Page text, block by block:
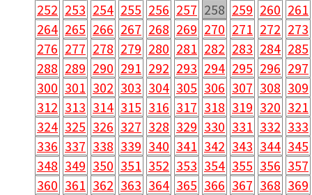
252 253 254 255 256 257 258 259 260 261
264 265 266 267 268 269 270 271 272 273
276 277 278 279 280 281 282 283 284 285
288 289 290 291 292 293 294 295 296 297
300 301 302 303 304 305 306 307 308 309
312 313 314 315 316 317 318 319 320 321
324 325 326 327 328 329 330 331 332 333
336 337 338 339 340 341 342 343 344 345
348 349 350 351 352 353 354 355 356 357
360 361 362 363 364 365 366 367 368 369